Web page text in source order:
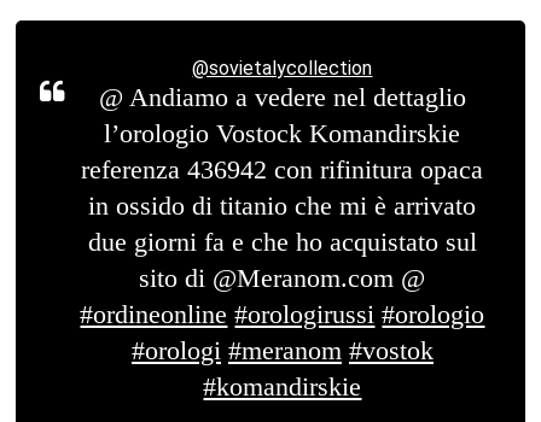
@sovietalycollection
@ Andiamo a vedere nel dettaglio
l’orologio Vostock Komandirskie
referenza 436942 con rifinitura opaca
in ossido di titanio che mi è arrivato
due giorni fa e che ho acquistato sul
sito di @Meranom.com @
#ordineonline #orologirussi #orologio
#orologi #meranom #vostok
#komandirskie